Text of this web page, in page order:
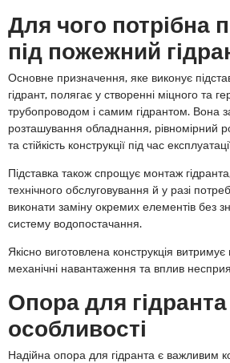
Для чого потрібна
під пожежний
Основне призначення, яке виконує
гідрант, полягає у створенні міцного та
трубопроводом і самим гідрантом. Вона
розташування обладнання, рівномірний
та стійкість конструкції під час
Підставка також спрощує монтаж
технічного обслуговування й у разі
виконати заміну окремих елементів без
систему водопостачання.
Якісно виготовлена конструкція
механічні навантаження та вплив
Опора для гідранта
особливості
Надійна опора для гідранта є важливим